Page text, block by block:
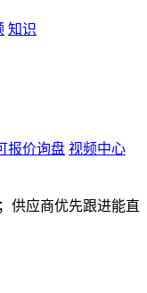
知识
报价询盘 视频中心
供应商优先跟进能直